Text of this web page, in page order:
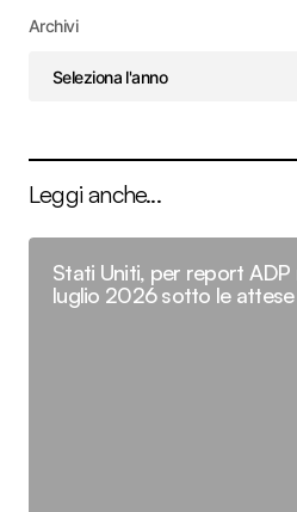
Archivi
Leggi anche...
Stati Uniti, per report
luglio 2026 sotto le attese